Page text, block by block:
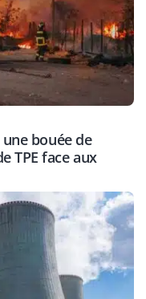
bouée de
TPE face aux